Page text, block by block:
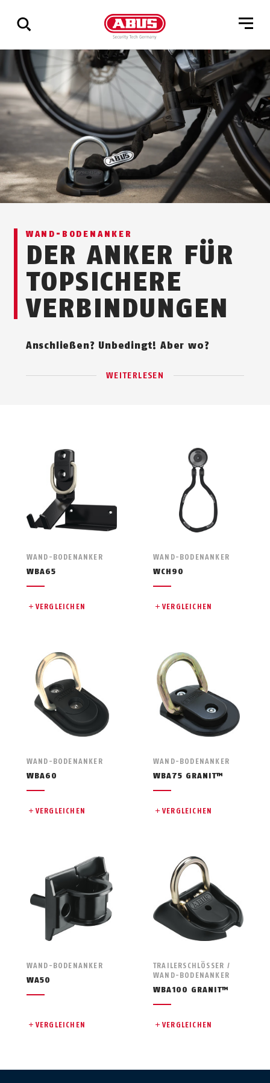
Zeige
alle
Ergebnisse
WAND-BO­DEN­AN­KER
DER ANKER FÜR
TOPSICHERE
VERBINDUNGEN
Anschließen? Unbedingt! Aber wo?
WEITERLESEN
WAND-BODENANKER
WBA65
VERGLEICHEN
WAND-BODENANKER
WCH90
VERGLEICHEN
WAND-BODENANKER
WBA60
VERGLEICHEN
WAND-BODENANKER
WBA75 GRANIT™
VERGLEICHEN
WAND-BODENANKER
WA50
VERGLEICHEN
TRAILERSCHLÖSSER /
WAND-BODENANKER
WBA100 GRANIT™
VERGLEICHEN